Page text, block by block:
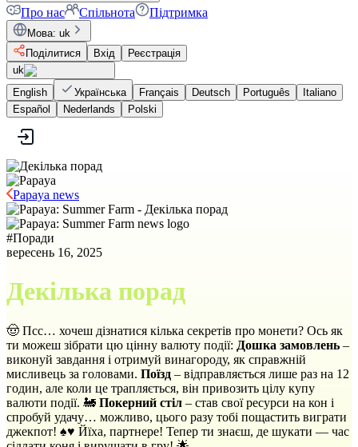
Про нас Спільнота Підтримка
Мова: uk
Поділитися
Вхід
Реєстрація
uk
English
Українська Français Deutsch Português
Italiano
Español
Nederlands Polski
Papaya news
#Поради
вересень 16, 2025
Декілька порад
🤠 Псс… хочеш дізнатися кілька секретів про монети? Ось як
ти можеш зібрати цю цінну валюту події: Дошка замовлень –
виконуй завдання і отримуй винагороду, як справжній
мисливець за головами. Поїзд – відправляється лише раз на 12
годин, але коли це трапляється, він привозить цілу купу
валюти події. 🚂 Покерний стіл – став свої ресурси на кон і
спробуй удачу… можливо, цього разу тобі пощастить виграти
джекпот! ♠️♥️ Йїха, партнере! Тепер ти знаєш, де шукати — час